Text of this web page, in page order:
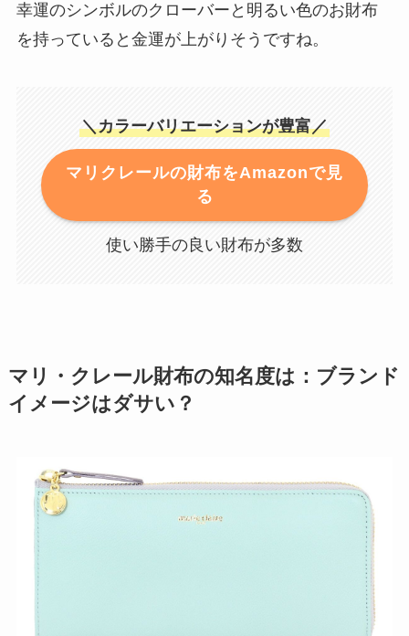
幸運のシンボルのクローバーと明るい色のお財布
を持っていると金運が上がりそうですね。
＼カラーバリエーションが豊富／
マリクレールの財布をAmazonで見
る
使い勝手の良い財布が多数
マリ・クレール財布の知名度は：ブランド
イメージはダサい？